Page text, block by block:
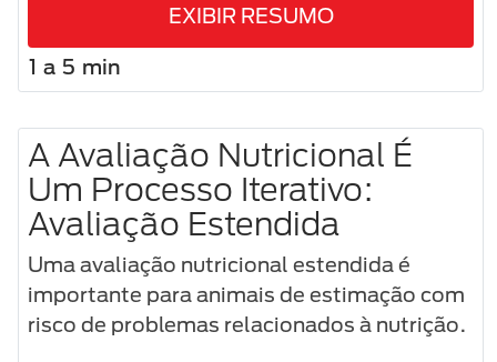
EXIBIR RESUMO
1 a 5 min
A Avaliação Nutricional É
Um Processo Iterativo:
Avaliação Estendida
Uma avaliação nutricional estendida é
importante para animais de estimação com
risco de problemas relacionados à nutrição.